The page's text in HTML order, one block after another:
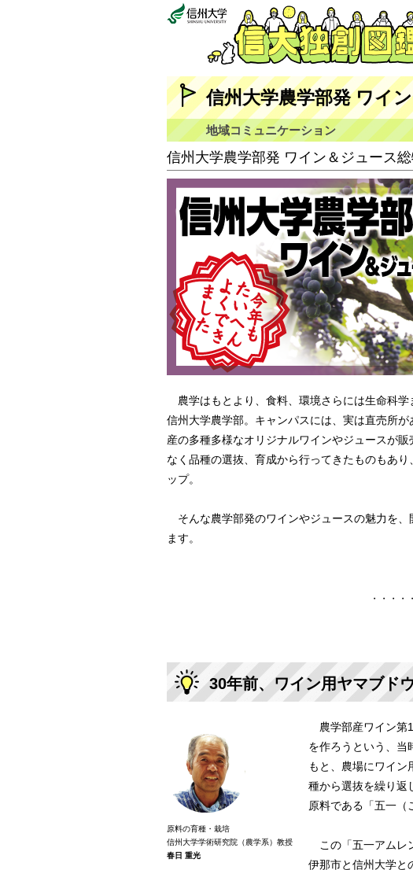
信州大学農学部発 ワイ
地域コミュニケーション
信州大学農学部発 ワイン＆ジュース
農学はもとより、食料、環境さらには生命科
信州大学農学部。キャンパスには、実は直売所
産の多種多様なオリジナルワインやジュースが
なく品種の選抜、育成から行ってきたものもあ
ップ。
そんな農学部発のワインやジュースの魅力を
ます。
・・・
30年前、ワイン用ヤマブド
原料の育種・栽培
信州大学学術研究院（農学系）教授
春日 重光
農学部産ワイン第
を作ろうという、当
もと、農場にワイン
種から選抜を繰り返
原料である「五一（
この「五一アムレ
伊那市と信州大学と